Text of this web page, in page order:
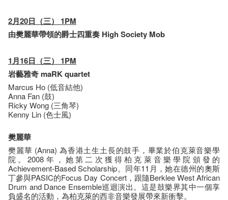
2月20日（三） 1PM
由樊麗華帶領的爵士四重奏 High Society Mob
1月16日（三） 1PM
岩藝雅奇 maRK quartet
Marcus Ho (低音結他)
Anna Fan (鼓)
Ricky Wong (三角琴)
Kenny Lin (色士風)
樊麗華
樊麗華 (Anna) 為香港土生土長的鼓手，畢業於伯克萊音樂學
院。2008年，她第二次獲得柏克萊音樂學院頒發的
Achievement-Based Scholarship。同年11月，她在德州的奧斯
丁參與PASIC的Focus Day Concert，跟隨Berklee West African
Drum and Dance Ensemble巡迴演出。這是鼓樂界其中一個享
負盛名的活動，為柏克萊的西非音樂發展帶來新衝擊。